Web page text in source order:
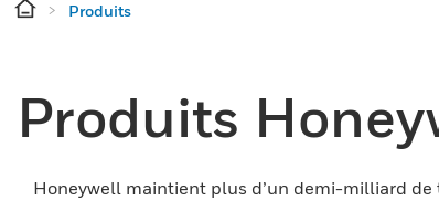
Produits
Produits
Honeywell maintient plus d’un demi-milliard